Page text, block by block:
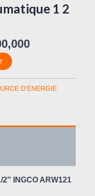
1 2
D'ENERGIE
INGCO ARW121